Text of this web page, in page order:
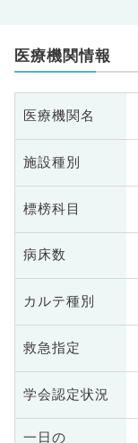
医療機関情報
医療機関名
施設種別
標榜科目
病床数
カルテ種別
救急指定
学会認定状況
一日の